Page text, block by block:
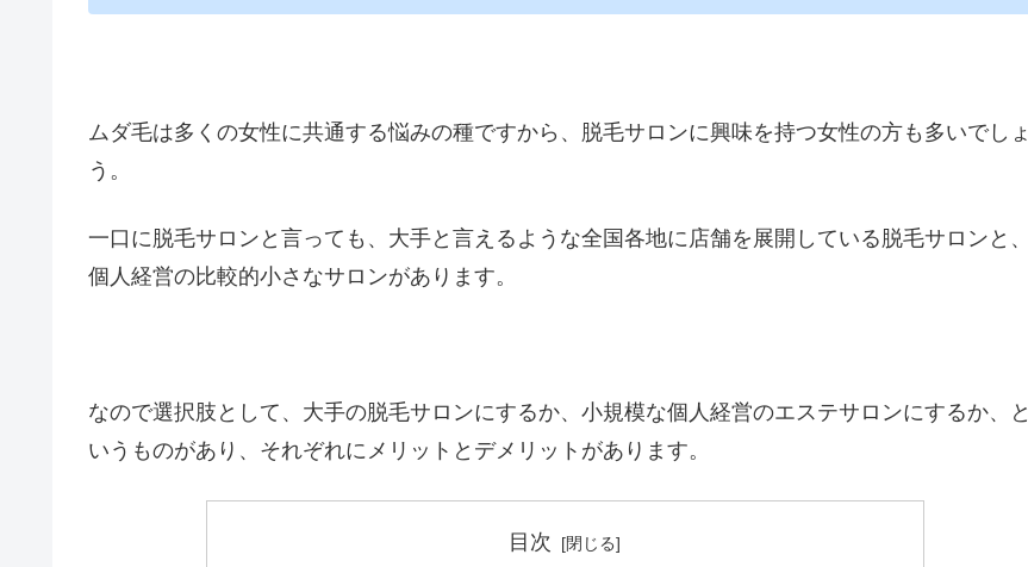
ムダ毛は多くの女性に共通する悩みの種ですから、脱毛サロンに興味を持つ女性の方も多いでしょ
う。
一口に脱毛サロンと言っても、大手と言えるような全国各地に店舗を展開している脱毛サロンと、
個人経営の比較的小さなサロンがあります。
なので選択肢として、大手の脱毛サロンにするか、小規模な個人経営のエステサロンにするか、と
いうものがあり、それぞれにメリットとデメリットがあります。
目次